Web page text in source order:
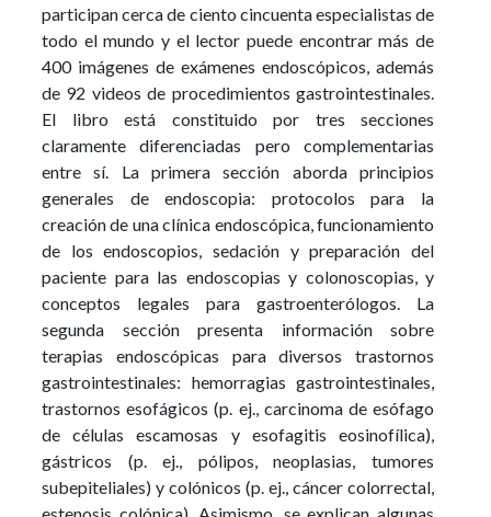
participan cerca de ciento cincuenta especialistas de
todo el mundo y el lector puede encontrar más de
400 imágenes de exámenes endoscópicos, además
de 92 videos de procedimientos gastrointestinales.
El libro está constituido por tres secciones
claramente diferenciadas pero complementarias
entre sí. La primera sección aborda principios
generales de endoscopia: protocolos para la
creación de una clínica endoscópica, funcionamiento
de los endoscopios, sedación y preparación del
paciente para las endoscopias y colonoscopias, y
conceptos legales para gastroenterólogos. La
segunda sección presenta información sobre
terapias endoscópicas para diversos trastornos
gastrointestinales: hemorragias gastrointestinales,
trastornos esofágicos (p. ej., carcinoma de esófago
de células escamosas y esofagitis eosinofílica),
gástricos (p. ej., pólipos, neoplasias, tumores
subepiteliales) y colónicos (p. ej., cáncer colorrectal,